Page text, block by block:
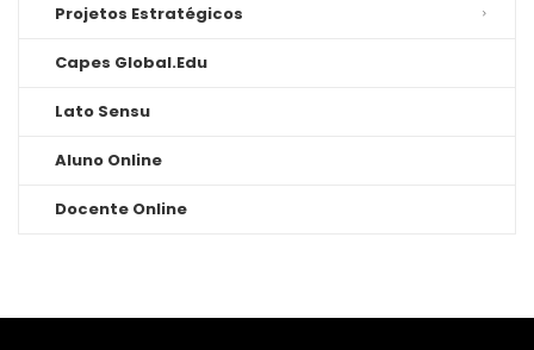
Projetos Estratégicos
Capes Global.Edu
Lato Sensu
Aluno Online
Docente Online